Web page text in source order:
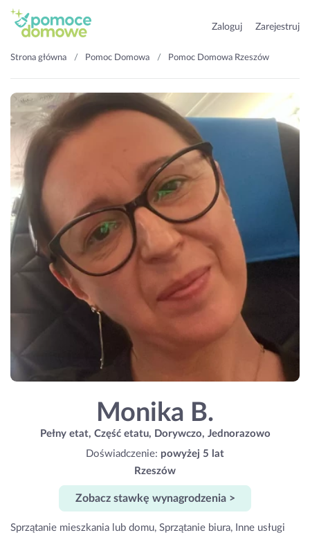
Zaloguj Zarejestruj
Strona główna Pomoc Domowa Pomoc Domowa Rzeszów
Monika B.
Pełny etat, Część etatu, Dorywczo, Jednorazowo
Doświadczenie: powyżej 5 lat
Rzeszów
Zobacz stawkę wynagrodzenia >
Sprzątanie mieszkania lub domu, Sprzątanie biura, Inne usługi